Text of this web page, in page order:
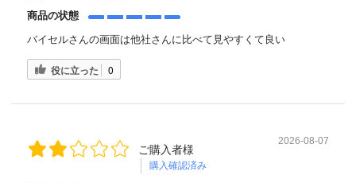
商品の状態
バイセルさんの画面は他社さんに比べて見やすくて良い
役に立った 0
ご購入者様
購入確認済み
2026-08-07